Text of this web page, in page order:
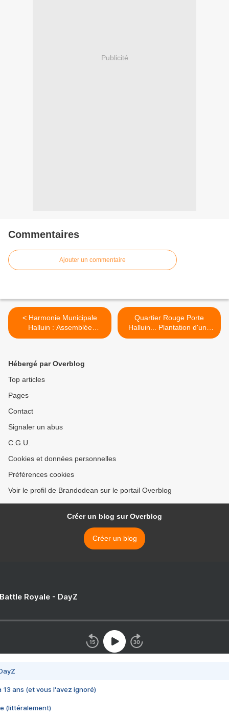
Publicité
Commentaires
Ajouter un commentaire
< Harmonie Municipale
Halluin : Assemblée
Générale (Janvier 2023).
Quartier Rouge Porte
Halluin... Plantation d'une
Micro-Forêt (Février 2023).
Hébergé par Overblog
Top articles
Pages
Contact
Signaler un abus
C.G.U.
Cookies et données personnelles
Préférences cookies
Voir le profil de Brandodean sur le portail Overblog
Créer un blog sur Overblog
Créer un blog
Royale - DayZ
13 ans (et vous l'avez ignoré)
(littéralement)